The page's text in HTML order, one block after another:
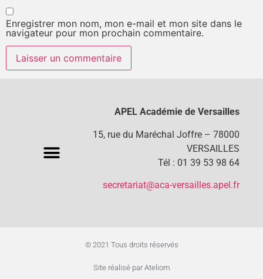
Enregistrer mon nom, mon e-mail et mon site dans le
navigateur pour mon prochain commentaire.
APEL Académie de Versailles
15, rue du Maréchal Joffre – 78000
VERSAILLES
Tél : 01 39 53 98 64
secretariat@aca-versailles.apel.fr
© 2021 Tous droits réservés
Site réalisé par Ateliom